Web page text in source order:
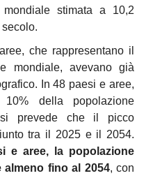
stimata a 10,2
che rappresentano il
mondiale, avevano già
In 48 paesi e aree,
della popolazione
prevede che il picco
e aree, la popolazione
fino al 2054, con